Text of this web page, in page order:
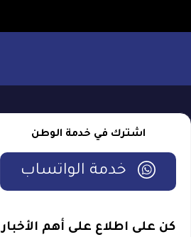
اشترك في خدمة الوطن
خدمة الواتساب
كن على اطلاع على أهم الأخبار